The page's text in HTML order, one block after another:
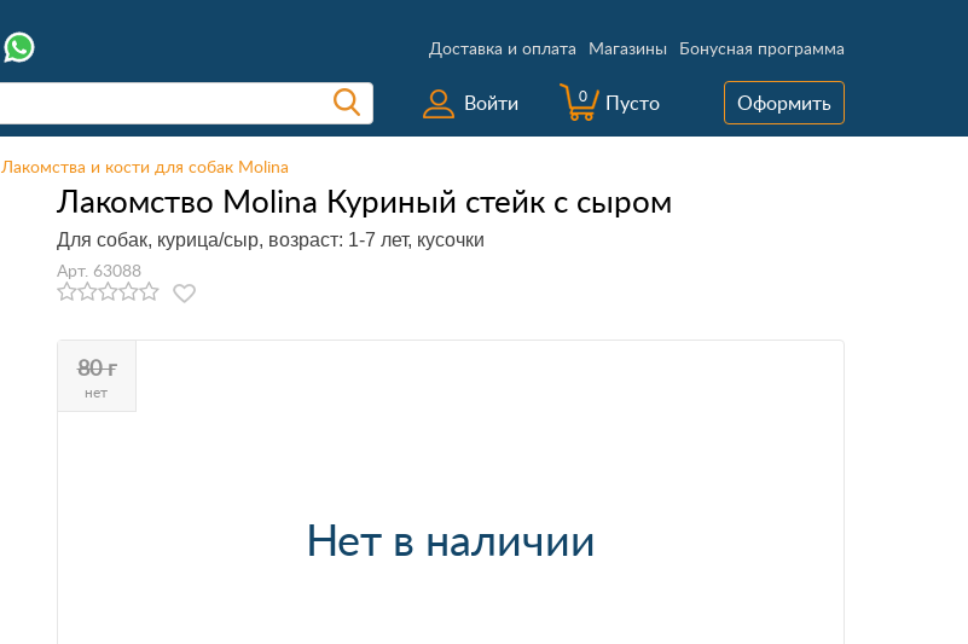
Доставка и оплата Магазины Бонусная программа
Войти 0 Пусто Оформить
Лакомства и кости для собак Molina
Лакомство Molina Куриный стейк с сыром
Для собак, курица/сыр, возраст: 1-7 лет, кусочки
Арт. 63088
80 г
нет
Нет в наличии